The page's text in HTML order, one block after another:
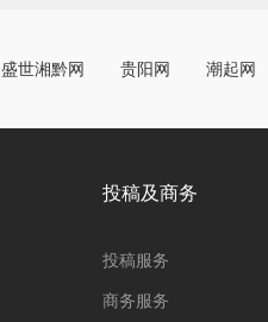
盛世湘黔网 贵阳网 潮起网
投稿及商务
投稿服务
商务服务